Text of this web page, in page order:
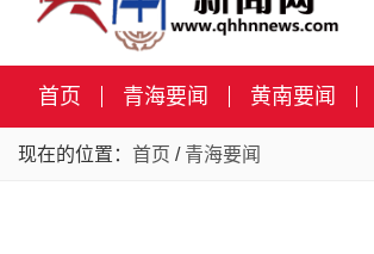
首页 青海要闻 黄南要闻
现在的位置： 首页 / 青海要闻